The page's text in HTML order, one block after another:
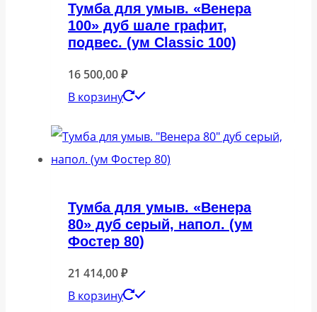
Тумба для умыв. «Венера
100» дуб шале графит,
подвес. (ум Classic 100)
16 500,00₽
В корзину
Тумба для умыв. «Венера
80» дуб серый, напол. (ум
Фостер 80)
21 414,00₽
В корзину